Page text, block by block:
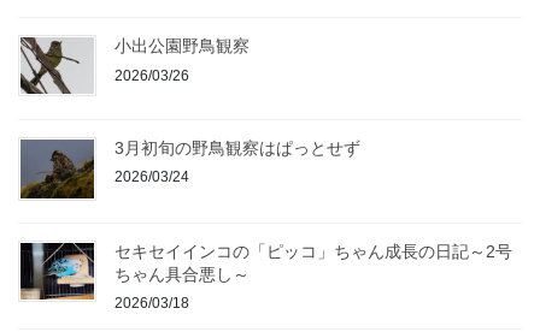
小出公園野鳥観察
2026/03/26
3月初旬の野鳥観察はぱっとせず
2026/03/24
セキセイインコの「ピッコ」ちゃん成長の日記～2号
ちゃん具合悪し～
2026/03/18